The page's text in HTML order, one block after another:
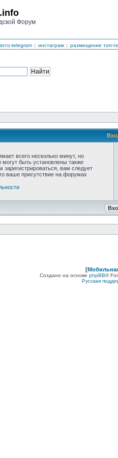
Форум
telegram :: инстаграм :: размещение топ-
всего несколько минут, но
быть установлены также
зарегистрироваться, вам следует
ваше присутствие на форумах
[
Создано на основе phpBB®
Русская